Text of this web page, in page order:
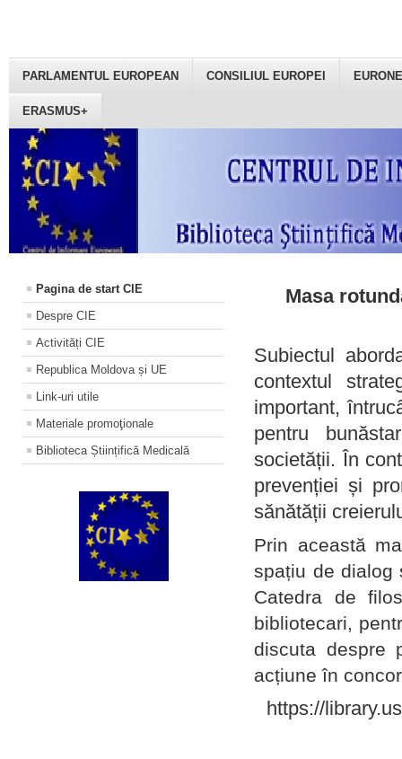
PARLAMENTUL EUROPEAN CONSILIUL EUROPEI
ERASMUS+
Pagina de start CIE
Despre CIE
Activități CIE
Republica Moldova și UE
Link-uri utile
Materiale promoţionale
Biblioteca Științifică Medicală
Masa
Subiectul
contextul
important,
pentru
societății. În
prevenției și
sănătății
Prin această
spațiu de dialog
Catedra de
bibliotecari,
discuta despre
acțiune în
https://